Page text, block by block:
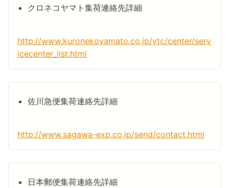
クロネコヤマト集荷連絡先詳細
http://www.kuronekoyamato.co.jp/ytc/center/serv
icecenter_list.html
佐川急便集荷連絡先詳細
http://www.sagawa-exp.co.jp/send/contact.html
日本郵便集荷連絡先詳細